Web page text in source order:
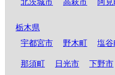
北茨城市 高萩市 阿見
栃木県
宇都宮市
野木町 塩谷
那須町 日光市 下野市